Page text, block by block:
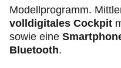
Modellprogramm.
volldigitales Cockpit
sowie eine
Bluetooth.